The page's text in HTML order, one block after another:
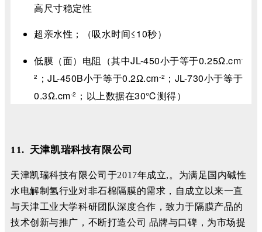
高尺寸稳定性
超亲水性；（吸水时间≤10秒）
低膜（面）电阻（其中JL-450小于等于0.25Ω.cm-
2 ；JL-450B小于等于0.2Ω.cm-2 ；JL-730小于等于
0.3Ω.cm-2 ；以上数据在30℃测得）
11. 天津凯瑞科技有限公司
天津凯瑞科技有限公司于2017年成立,。为满足国内碱性
水电解制氢行业对非石棉隔膜的需求，自成立以来一直
与天津工业大学科研团队深度合作，致力于隔膜产品的
技术创新与推广，不断打造公司 品牌与口碑，为市场提